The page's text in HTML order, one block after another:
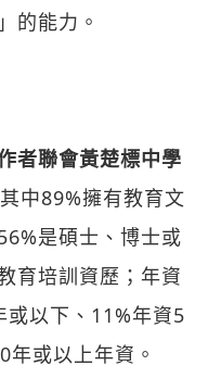
的能力。
者聯會黃楚標中學
中89%擁有教育文
是碩士、博士或
育培訓資歷；年資
或以下、11%年資5
或以上年資。